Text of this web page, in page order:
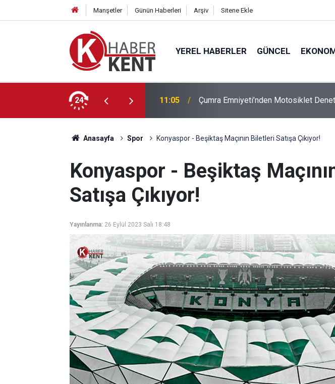
Manşetler Günün Haberleri Arşiv Sitene Ekle
YEREL HABERLER GÜNCEL
24
İHA-1 Eğitimi Tamamlandı 11:05 Çumra Emniyeti’nden Motosiklet
Anasayfa Spor Konyaspor - Beşiktaş Maçının Biletleri Satışa Çıkıyor!
Konyaspor - Beşiktaş
Satışa Çıkıyor!
Yayınlanma: 26 Eylül 2023 Salı 18:48